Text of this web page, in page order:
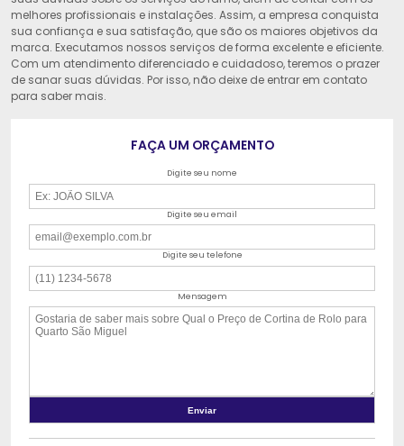
melhores profissionais e instalações. Assim, a empresa conquista
sua confiança e sua satisfação, que são os maiores objetivos da
marca. Executamos nossos serviços de forma excelente e eficiente.
Com um atendimento diferenciado e cuidadoso, teremos o prazer
de sanar suas dúvidas. Por isso, não deixe de entrar em contato
para saber mais.
FAÇA UM ORÇAMENTO
Digite seu nome
Digite seu email
Digite seu telefone
Mensagem